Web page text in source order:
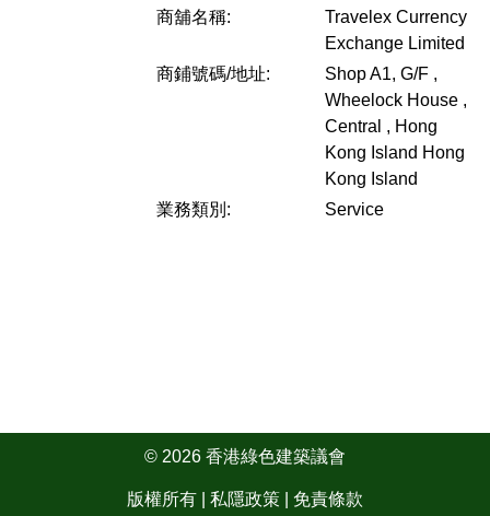
商舖名稱:
Travelex Currency
Exchange Limited
商鋪號碼/地址:
Shop A1, G/F ,
Wheelock House ,
Central , Hong
Kong Island Hong
Kong Island
業務類別:
Service
© 2026 香港綠色建築議會
版權所有 | 私隱政策 免責條款